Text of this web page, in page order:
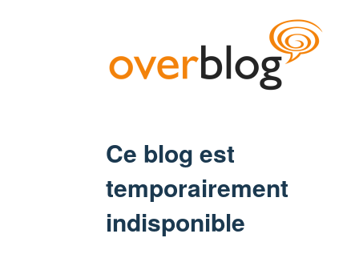
Ce blog est
temporairement
indisponible